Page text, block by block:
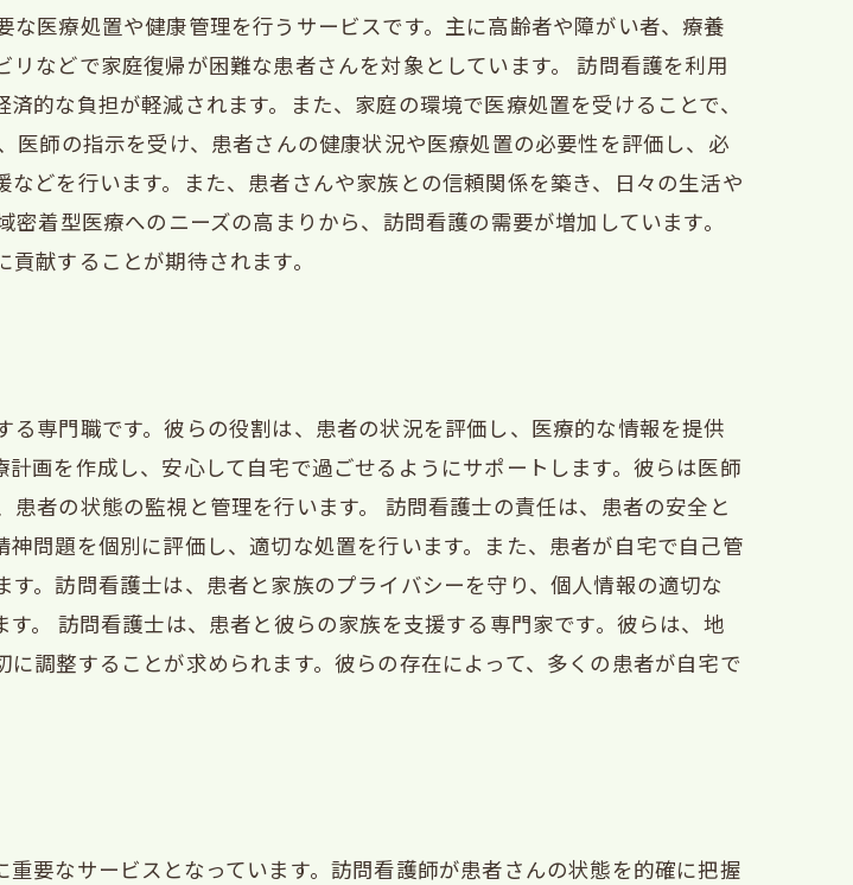
医療処置や健康管理を行うサービスです。主に高齢者や障がい者、療養
などで家庭復帰が困難な患者さんを対象としています。 訪問看護を利用
的な負担が軽減されます。また、家庭の環境で医療処置を受けることで、
師の指示を受け、患者さんの健康状況や医療処置の必要性を評価し、必
どを行います。また、患者さんや家族との信頼関係を築き、日々の生活や
着型医療へのニーズの高まりから、訪問看護の需要が増加しています。
献することが期待されます。
専門職です。彼らの役割は、患者の状況を評価し、医療的な情報を提供
画を作成し、安心して自宅で過ごせるようにサポートします。彼らは医師
者の状態の監視と管理を行います。 訪問看護士の責任は、患者の安全と
問題を個別に評価し、適切な処置を行います。また、患者が自宅で自己管
。訪問看護士は、患者と家族のプライバシーを守り、個人情報の適切な
。 訪問看護士は、患者と彼らの家族を支援する専門家です。彼らは、地
調整することが求められます。彼らの存在によって、多くの患者が自宅で
要なサービスとなっています。訪問看護師が患者さんの状態を的確に把握